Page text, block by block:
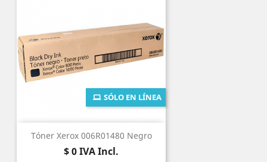
Tóner Xerox 006R01480 Negro
Precio
$ 0IVA Incl.
SÓLO EN LÍNEA